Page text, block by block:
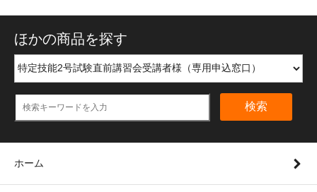
ほかの商品を探す
検索
ホーム